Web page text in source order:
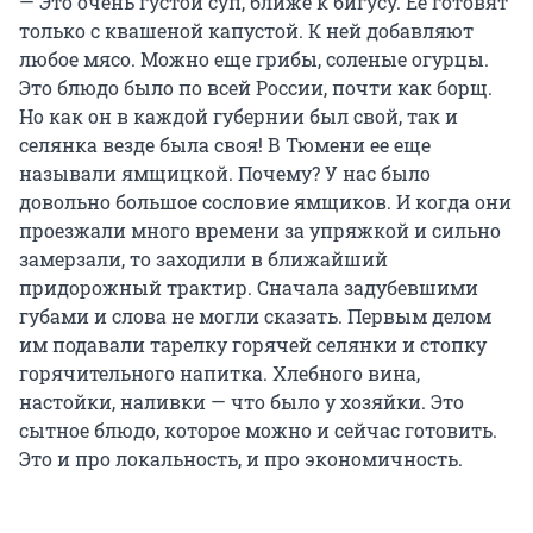
только с квашеной капустой. К ней добавляют
любое мясо. Можно еще грибы, соленые огурцы.
Это блюдо было по всей России, почти как борщ.
Но как он в каждой губернии был свой, так и
селянка везде была своя! В Тюмени ее еще
называли ямщицкой. Почему? У нас было
довольно большое сословие ямщиков. И когда они
проезжали много времени за упряжкой и сильно
замерзали, то заходили в ближайший
придорожный трактир. Сначала задубевшими
губами и слова не могли сказать. Первым делом
им подавали тарелку горячей селянки и стопку
горячительного напитка. Хлебного вина,
настойки, наливки — что было у хозяйки. Это
сытное блюдо, которое можно и сейчас готовить.
Это и про локальность, и про экономичность.